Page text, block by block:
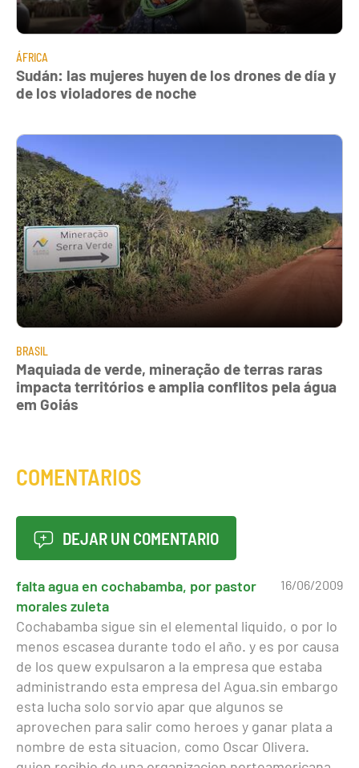
ÁFRICA
Sudán: las mujeres huyen de los drones de día y
de los violadores de noche
BRASIL
Maquiada de verde, mineração de terras raras
impacta territórios e amplia conflitos pela água
em Goiás
COMENTARIOS
DEJAR UN COMENTARIO
16/06/2009
falta agua en cochabamba, por pastor
morales zuleta
Cochabamba sigue sin el elemental liquido, o por lo
menos escasea durante todo el año. y es por causa
de los quew expulsaron a la empresa que estaba
administrando esta empresa del Agua.sin embargo
esta lucha solo sorvio apar que algunos se
aprovechen para salir como heroes y ganar plata a
nombre de esta situacion, como Oscar Olivera.